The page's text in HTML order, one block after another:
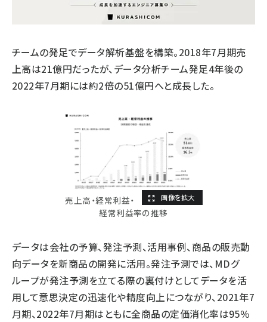
チームの発足でデータ解析基盤を構築。2018年7月期売
上高は21億円だったが、データ分析チーム発足4年後の
2022年7月期には約2倍の51億円へと成長した。
売上高・経常利益・
経常利益率の推移
データは会社の予算、発注予測、活用事例、商品の販売動
向データを新商品の開発に活用。発注予測では、MDグ
ループが発注予測を立てる際の裏付けとしてデータを活
用して意思決定の迅速化や精度向上につながり、2021年7
月期、2022年7月期はともに全商品の定価消化率は95％